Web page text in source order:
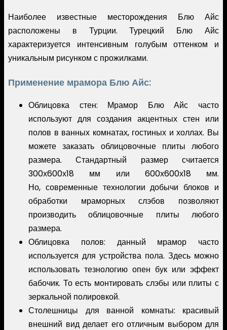
Наиболее известные месторождения Блю Айс
расположены в Турции. Турецкий Блю Айс
характеризуется интенсивным голубым оттенком и
уникальным рисунком с прожилками.
Применение мрамора Блю Айс:
Облицовка стен: Мрамор Блю Айс часто
используют для создания акцентных стен или
полов в ванных комнатах, гостиных и холлах. Вы
можете заказать облицовочные плиты любого
размера. Стандартный размер считается
300х600х18 мм или 600х600х18 мм.
Но, современные технологии добычи блоков и
обработки мраморных слэбов позволяют
производить облицовочные плиты любого
размера.
Облицовка полов: данный мрамор часто
используется для устройства пола. Здесь можно
использовать тезнологию опен бук или эффект
бабочик. То есть монтировать слэбы или плиты с
зеркальной полировкой.
Столешницы для ванной комнаты: красивый
внешний вид делает его отличным выбором для